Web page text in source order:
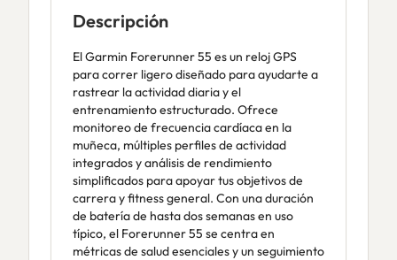
Descripción
El Garmin Forerunner 55 es un reloj GPS
para correr ligero diseñado para ayudarte a
rastrear la actividad diaria y el
entrenamiento estructurado. Ofrece
monitoreo de frecuencia cardíaca en la
muñeca, múltiples perfiles de actividad
integrados y análisis de rendimiento
simplificados para apoyar tus objetivos de
carrera y fitness general. Con una duración
de batería de hasta dos semanas en uso
típico, el Forerunner 55 se centra en
métricas de salud esenciales y un seguimiento